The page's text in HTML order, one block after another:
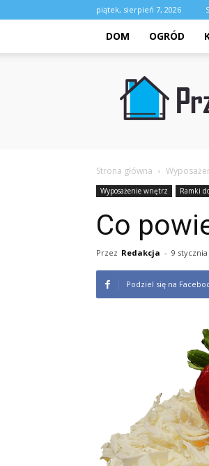
piątek, sierpień 7, 2026
DOM OGRÓD
Przytulny.pl
Strona główna
Wyposażenie wnętrz Ramki
Co
Przez Redakcja - 9 stycznia
Podziel się na